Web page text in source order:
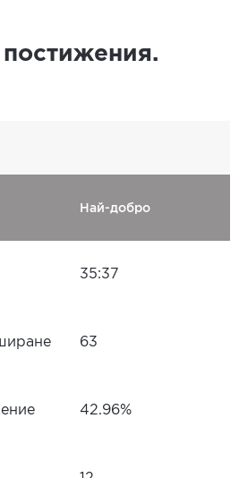
Най-добро
35:37
63
42.96%